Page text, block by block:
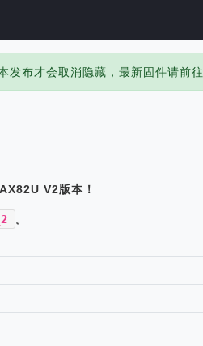
发布才会取消隐藏，最新固件请前往
V2版本！
。